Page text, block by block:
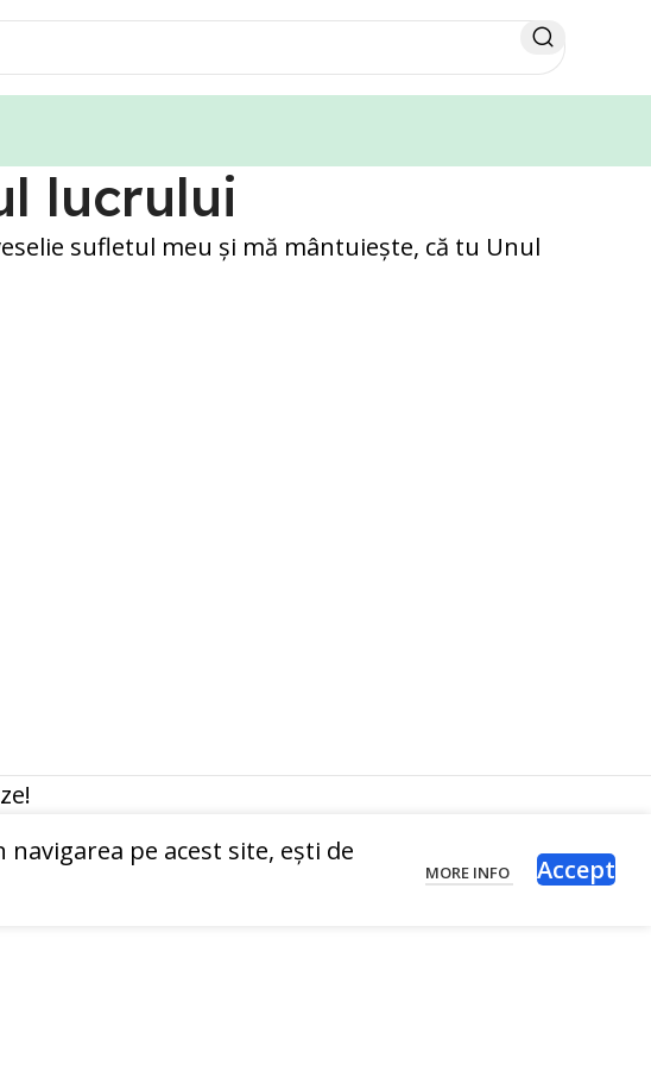
lucrului
sufletul meu şi mă mântuieşte, că tu Unul
pe acest site, ești de
MORE INFO Accept